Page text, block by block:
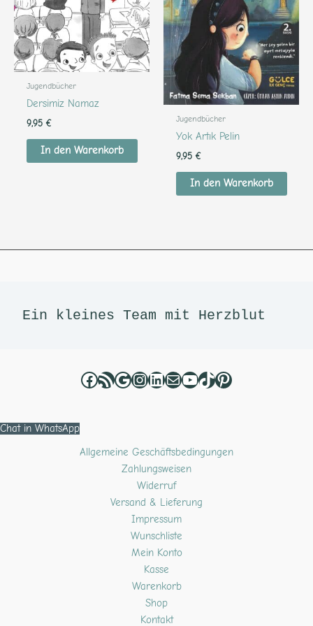
Jugendbücher
Dersimiz Namaz
9,95 €
In den Warenkorb
Jugendbücher
Yok Artık Pelin
9,95 €
In den Warenkorb
Ein kleines Team mit Herzblut
Chat in WhatsApp
Allgemeine Geschäftsbedingungen
Zahlungsweisen
Widerruf
Versand & Lieferung
Impressum
Wunschliste
Mein Konto
Kasse
Warenkorb
Shop
Kontakt